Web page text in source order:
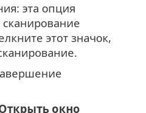
эта опция
сканирование
этот значок,
окно